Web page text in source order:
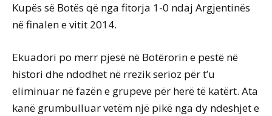
Kupës së Botës që nga fitorja 1-0 ndaj Argjentinës
në finalen e vitit 2014.
Ekuadori po merr pjesë në Botërorin e pestë në
histori dhe ndodhet në rrezik serioz për t’u
eliminuar në fazën e grupeve për herë të katërt. Ata
kanë grumbulluar vetëm një pikë nga dy ndeshjet e